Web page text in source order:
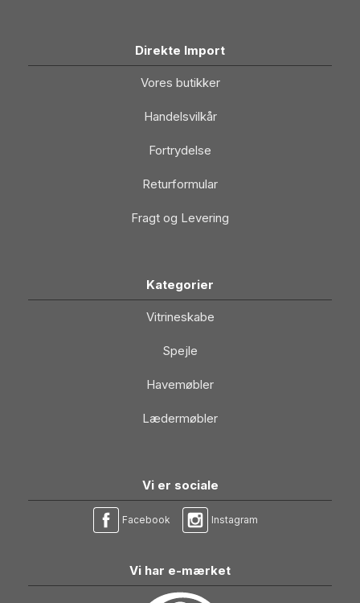
Direkte Import
Vores butikker
Handelsvilkår
Fortrydelse
Returformular
Fragt og Levering
Kategorier
Vitrineskabe
Spejle
Havemøbler
Lædermøbler
Vi er sociale
Facebook Instagram
Vi har e-mærket